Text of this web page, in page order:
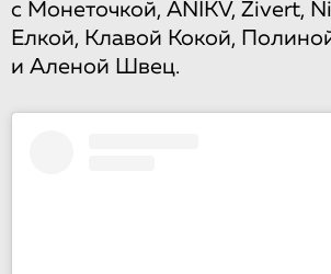
с Монеточкой, ANIKV, Zivert,
Елкой, Клавой Кокой,
и Аленой Швец.